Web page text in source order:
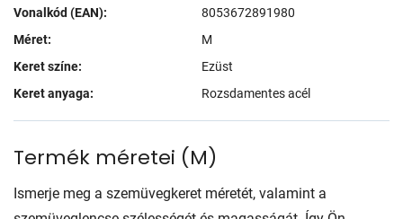
Vonalkód (EAN):
8053672891980
Méret:
M
Keret színe:
Ezüst
Keret anyaga:
Rozsdamentes acél
Termék méretei (M)
Ismerje meg a szemüvegkeret méretét, valamint a